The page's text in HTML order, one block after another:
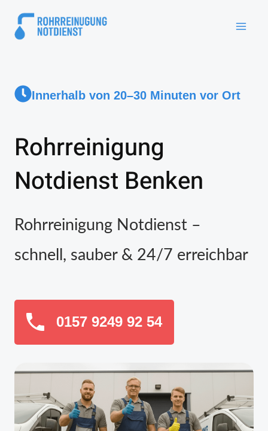
Innerhalb von 20–30 Minuten vor Ort
Rohrreinigung
Notdienst Benken
Rohrreinigung Notdienst –
schnell, sauber & 24/7 erreichbar
0157 9249 92 54